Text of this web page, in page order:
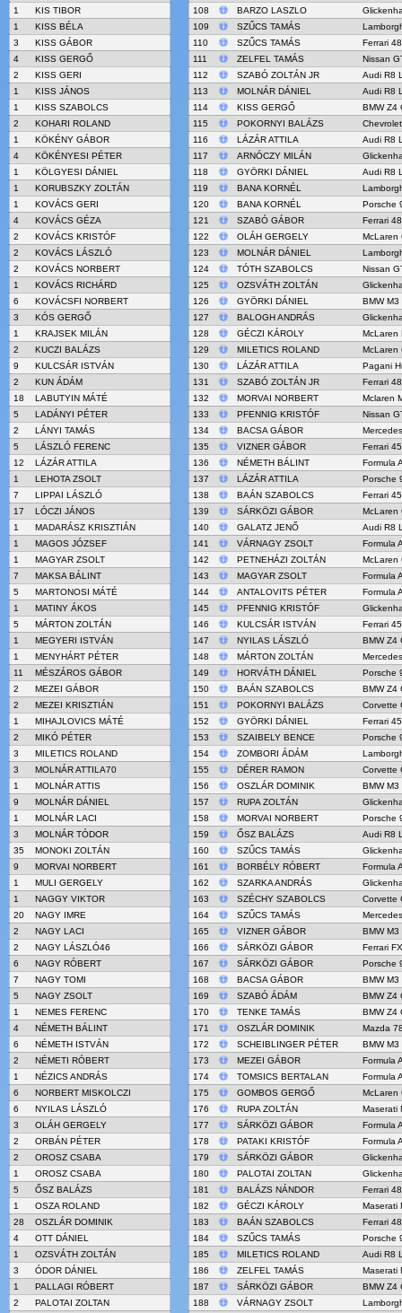
1
KIS TIBOR
1
KISS BÉLA
3
KISS GÁBOR
4
KISS GERGŐ
2
KISS GERI
1
KISS JÁNOS
1
KISS SZABOLCS
2
KOHARI ROLAND
1
KÖKÉNY GÁBOR
4
KÖKÉNYESI PÉTER
1
KÖLGYESI DÁNIEL
1
KORUBSZKY ZOLTÁN
1
KOVÁCS GERI
4
KOVÁCS GÉZA
2
KOVÁCS KRISTÓF
2
KOVÁCS LÁSZLÓ
2
KOVÁCS NORBERT
1
KOVÁCS RICHÁRD
6
KOVÁCSFI NORBERT
3
KÓS GERGŐ
1
KRAJSEK MILÁN
2
KUCZI BALÁZS
9
KULCSÁR ISTVÁN
2
KUN ÁDÁM
18
LABUTYIN MÁTÉ
5
LADÁNYI PÉTER
2
LÁNYI TAMÁS
5
LÁSZLÓ FERENC
12
LÁZÁR ATTILA
1
LEHOTA ZSOLT
7
LIPPAI LÁSZLÓ
17
LÓCZI JÁNOS
1
MADARÁSZ KRISZTIÁN
1
MAGOS JÓZSEF
1
MAGYAR ZSOLT
7
MAKSA BÁLINT
5
MARTONOSI MÁTÉ
1
MATINY ÁKOS
5
MÁRTON ZOLTÁN
1
MEGYERI ISTVÁN
1
MENYHÁRT PÉTER
11
MÉSZÁROS GÁBOR
2
MEZEI GÁBOR
2
MEZEI KRISZTIÁN
1
MIHAJLOVICS MÁTÉ
2
MIKÓ PÉTER
3
MILETICS ROLAND
3
MOLNÁR ATTILA70
1
MOLNÁR ATTIS
9
MOLNÁR DÁNIEL
1
MOLNÁR LACI
3
MOLNÁR TÓDOR
35
MONOKI ZOLTÁN
9
MORVAI NORBERT
1
MULI GERGELY
1
NAGGY VIKTOR
20
NAGY IMRE
2
NAGY LACI
2
NAGY LÁSZLÓ46
6
NAGY RÓBERT
7
NAGY TOMI
5
NAGY ZSOLT
1
NEMES FERENC
4
NÉMETH BÁLINT
6
NÉMETH ISTVÁN
2
NÉMETI RÓBERT
1
NÉZICS ANDRÁS
6
NORBERT MISKOLCZI
6
NYILAS LÁSZLÓ
3
OLÁH GERGELY
2
ORBÁN PÉTER
2
OROSZ CSABA
1
OROSZ CSABA
5
ŐSZ BALÁZS
1
OSZA ROLAND
28
OSZLÁR DOMINIK
4
OTT DÁNIEL
1
OZSVÁTH ZOLTÁN
3
ÓDOR DÁNIEL
1
PALLAGI RÓBERT
2
PALOTAI ZOLTAN
108
BARZO LASZLO
109
SZŰCS TAMÁS
110
SZŰCS TAMÁS
Ferrari
111
ZELFEL TAMÁS
Nissan
112
SZABÓ ZOLTÁN JR
Audi R8
113
MOLNÁR DÁNIEL
Audi R8
114
KISS GERGŐ
BMW Z4
115
POKORNYI BALÁZS
116
LÁZÁR ATTILA
Audi R8
117
ARNÓCZY MILÁN
118
GYÖRKI DÁNIEL
Audi R8
119
BANA KORNÉL
120
BANA KORNÉL
Porsche
121
SZABÓ GÁBOR
Ferrari
122
OLÁH GERGELY
McLaren
123
MOLNÁR DÁNIEL
124
TÓTH SZABOLCS
Nissan
125
OZSVÁTH ZOLTÁN
126
GYÖRKI DÁNIEL
BMW M3
127
BALOGH ANDRÁS
128
GÉCZI KÁROLY
McLaren
129
MILETICS ROLAND
McLaren
130
LÁZÁR ATTILA
Pagani
131
SZABÓ ZOLTÁN JR
Ferrari
132
MORVAI NORBERT
Mclaren
133
PFENNIG KRISTÓF
Nissan
134
BACSA GÁBOR
135
VIZNER GÁBOR
Ferrari
136
NÉMETH BÁLINT
Formula
137
LÁZÁR ATTILA
Porsche
138
BAÁN SZABOLCS
Ferrari
139
SÁRKÖZI GÁBOR
McLaren
140
GALATZ JENŐ
Audi R8
141
VÁRNAGY ZSOLT
Formula
142
PETNEHÁZI ZOLTÁN
McLaren
143
MAGYAR ZSOLT
Formula
144
ANTALOVITS PÉTER
Formula
145
PFENNIG KRISTÓF
146
KULCSÁR ISTVÁN
Ferrari
147
NYILAS LÁSZLÓ
BMW Z4
148
MÁRTON ZOLTÁN
149
HORVÁTH DÁNIEL
Porsche
150
BAÁN SZABOLCS
BMW Z4
151
POKORNYI BALÁZS
Corvette
152
GYÖRKI DÁNIEL
Ferrari
153
SZAIBELY BENCE
Porsche
154
ZOMBORI ÁDÁM
155
DÉRER RAMON
Corvette
156
OSZLÁR DOMINIK
BMW M3
157
RUPA ZOLTÁN
158
MORVAI NORBERT
Porsche
159
ŐSZ BALÁZS
Audi R8
160
SZŰCS TAMÁS
161
BORBÉLY RÓBERT
Formula
162
SZARKA ANDRÁS
163
SZÉCHY SZABOLCS
Corvette
164
SZŰCS TAMÁS
165
VIZNER GÁBOR
BMW M3
166
SÁRKÖZI GÁBOR
Ferrari
167
SÁRKÖZI GÁBOR
Porsche
168
BACSA GÁBOR
BMW M3
169
SZABÓ ÁDÁM
BMW Z4
170
TENKE TAMÁS
BMW Z4
171
OSZLÁR DOMINIK
Mazda
172
SCHEIBLINGER PÉTER
BMW M3
173
MEZEI GÁBOR
Formula
174
TOMSICS BERTALAN
Formula
175
GOMBOS GERGŐ
McLaren
176
RUPA ZOLTÁN
Maserati
177
SÁRKÖZI GÁBOR
Formula
178
PATAKI KRISTÓF
Formula
179
SÁRKÖZI GÁBOR
180
PALOTAI ZOLTAN
181
BALÁZS NÁNDOR
Ferrari
182
GÉCZI KÁROLY
Maserati
183
BAÁN SZABOLCS
Ferrari
184
SZŰCS TAMÁS
Porsche
185
MILETICS ROLAND
Audi R8
186
ZELFEL TAMÁS
Maserati
187
SÁRKÖZI GÁBOR
BMW Z4
188
VÁRNAGY ZSOLT